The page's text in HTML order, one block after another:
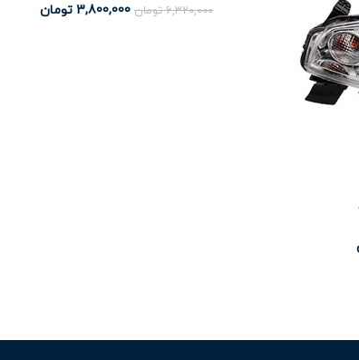
6,320,000 تومان 3,800,000 تومان